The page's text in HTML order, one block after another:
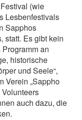
(wie
Lesbenfestivals
Sapphos
statt. Es gibt kein
an
historische
und Seele“,
Verein „Sappho
auch dazu, die